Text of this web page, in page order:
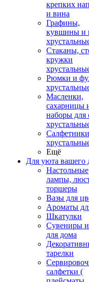
крепких
и вина
Графины,
кувшины и
Стаканы,
кружки
Рюмки и
Масленки,
сахарницы
наборы для
Салфетники
Ещё
Для уюта вашего
Настольные
лампы,
торшеры
Вазы для
Ароматы
Шкатулки
Сувениры и
для дома
тарелки
салфетки (